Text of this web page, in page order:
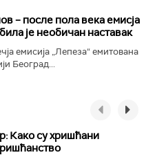
– после пола века емисја
је необичан наставак
емисија „Лепеза“ емитована
Београд...
Како су хришћани